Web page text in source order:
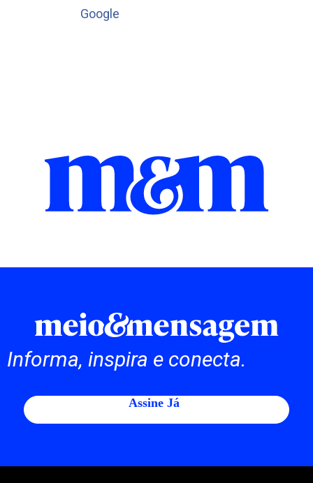
Google
Informa, inspira e conecta.
Assine Já